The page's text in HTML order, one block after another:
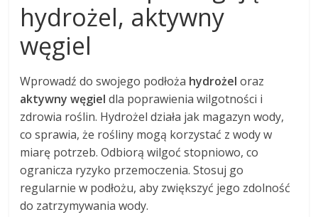
hydrożel, aktywny
węgiel
Wprowadź do swojego podłoża hydrożel oraz
aktywny węgiel dla poprawienia wilgotności i
zdrowia roślin. Hydrożel działa jak magazyn wody,
co sprawia, że rośliny mogą korzystać z wody w
miarę potrzeb. Odbiorą wilgoć stopniowo, co
ogranicza ryzyko przemoczenia. Stosuj go
regularnie w podłożu, aby zwiększyć jego zdolność
do zatrzymywania wody.